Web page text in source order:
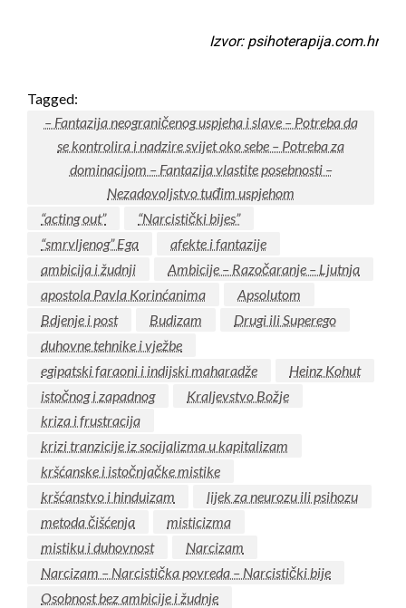
Izvor: psihoterapija.com.hr
Tagged:
– Fantazija neograničenog uspjeha i slave – Potreba da
se kontrolira i nadzire svijet oko sebe – Potreba za
dominacijom – Fantazija vlastite posebnosti –
Nezadovoljstvo tuđim uspjehom
“acting out”
“Narcistički bijes”
“smrvljenog” Ega
afekte i fantazije
ambicija i žudnji
Ambicije – Razočaranje – Ljutnja
apostola Pavla Korinćanima
Apsolutom
Bdjenje i post
Budizam
Drugi ili Superego
duhovne tehnike i vježbe
egipatski faraoni i indijski maharadže
Heinz Kohut
istočnog i zapadnog
Kraljevstvo Božje
kriza i frustracija
krizi tranzicije iz socijalizma u kapitalizam
kršćanske i istočnjačke mistike
kršćanstvo i hinduizam
lijek za neurozu ili psihozu
metoda čišćenja
misticizma
mistiku i duhovnost
Narcizam
Narcizam – Narcistička povreda – Narcistički bije
Osobnost bez ambicije i žudnje